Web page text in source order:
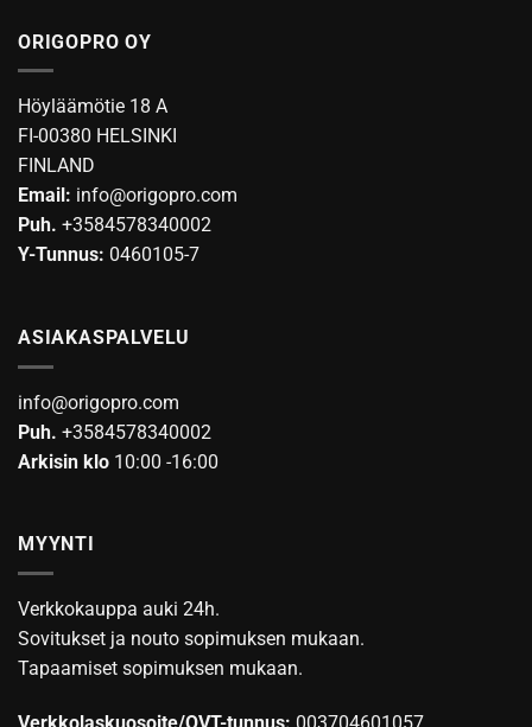
useampi
Voit
valinnat
sivulla.
ORIGOPRO OY
Höyläämötie 18 A
FI-00380 HELSINKI
FINLAND
Email: info@origopro.com
Puh. +3584578340002
Y-Tunnus: 0460105-7
ASIAKASPALVELU
info@origopro.com
Puh. +3584578340002
Arkisin klo 10:00 -16:00
MYYNTI
Verkkokauppa auki 24h.
Sovitukset ja nouto sopimuksen mukaan.
Tapaamiset sopimuksen mukaan.